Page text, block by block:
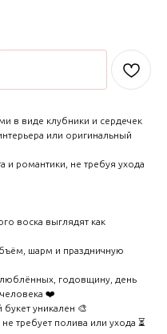
в виде клубники и сердечек
или оригинальный
и романтики, не требуя ухода
воска выглядят как
шарм и праздничную
годовщину, день
❤️
уникален 🎨
требует полива или ухода ⏳